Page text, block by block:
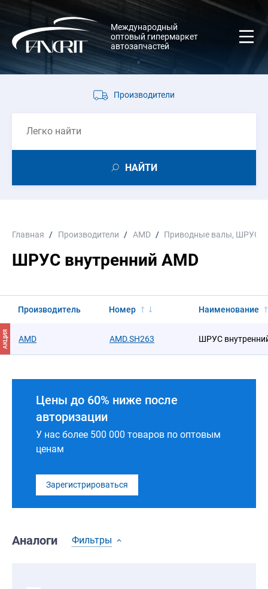
Международный
оптовый гипермаркет
автозапчастей
Производители
НАЙТИ
Главная Производители AMD Приводные валы, ШРУС
ШРУС внутренний AMD
Производитель Номер Наименование
АКЦИЯ AMD AMD.SH263 ШРУС
Цены до 60% ниже после
авторизации
У нас более 500 000 товаров по оптовым
ценам
Зарегистрироваться
Аналоги Фильтры